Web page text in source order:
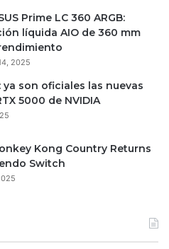
Prime LC 360 ARGB:
líquida AIO de 360 mm
2025
ya son oficiales las nuevas
5000 de NVIDIA
Kong Country Returns
Switch